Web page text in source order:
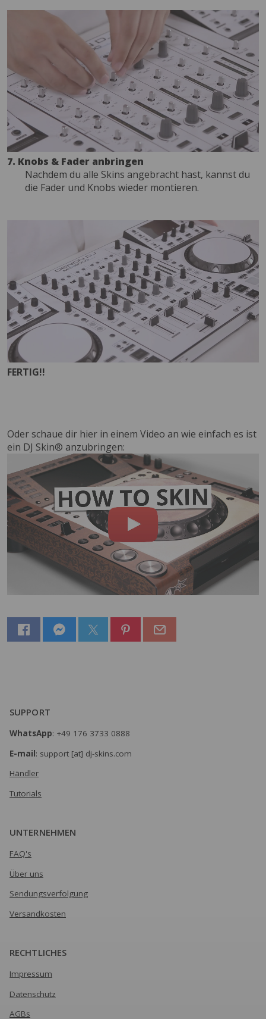
7. Knobs & Fader anbringen
Nachdem du alle Skins angebracht hast, kannst du
die Fader und Knobs wieder montieren.
FERTIG!!
Oder schaue dir hier in einem Video an wie einfach es ist
ein DJ Skin® anzubringen:
SUPPORT
WhatsApp: +49 176 3733 0888
E-mail: support [at] dj-skins.com
Händler
Tutorials
UNTERNEHMEN
FAQ's
Über uns
Sendungsverfolgung
Versandkosten
RECHTLICHES
Impressum
Datenschutz
AGBs